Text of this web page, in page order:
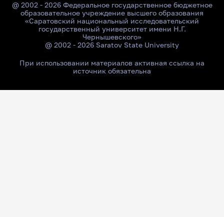
@ 2002 - 2026 Федеральное государственное бюджетное
образовательное учреждение высшего образования
«Саратовский национальный исследовательский
государственный университет имени Н.Г.
Чернышевского»
@ 2002 - 2026 Saratov State University
При использовании материалов активная ссылка на
источник обязательна